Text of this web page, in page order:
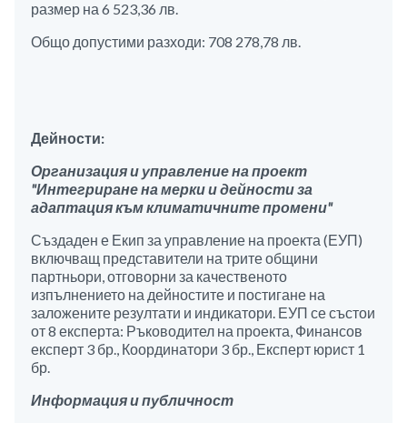
размер на 6 523,36 лв.
Общо допустими разходи: 708 278,78 лв.
Дейности:
Организация и управление на проект
"Интегриране на мерки и дейности за
адаптация към климатичните промени"
Създаден е Екип за управление на проекта (ЕУП)
включващ представители на трите общини
партньори, отговорни за качественото
изпълнението на дейностите и постигане на
заложените резултати и индикатори. ЕУП се състои
от 8 експерта: Ръководител на проекта, Финансов
експерт 3 бр., Координатори 3 бр., Експерт юрист 1
бр.
Информация и публичност